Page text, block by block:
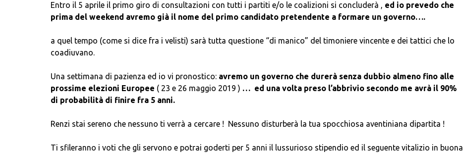
Entro il 5 aprile il primo giro di consultazioni con tutti i partiti e/o le coalizioni si concluderà , ed io prevedo che
prima del weekend avremo già il nome del primo candidato pretendente a formare un governo….
a quel tempo (come si dice fra i velisti) sarà tutta questione “di manico” del timoniere vincente e dei tattici che lo
coadiuvano.
Una settimana di pazienza ed io vi pronostico: avremo un governo che durerà senza dubbio almeno fino alle
prossime elezioni Europee ( 23 e 26 maggio 2019 ) … ed una volta preso l’abbrivio secondo me avrà il 90%
di probabilità di finire fra 5 anni.
Renzi stai sereno che nessuno ti verrà a cercare ! Nessuno disturberà la tua spocchiosa aventiniana dipartita !
Ti sfileranno i voti che gli servono e potrai goderti per 5 anni il lussurioso stipendio ed il seguente vitalizio in buona